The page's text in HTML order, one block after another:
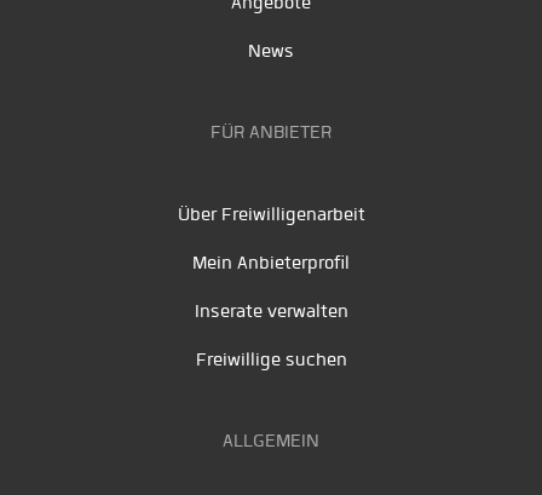
News
FÜR ANBIETER
Über Freiwilligenarbeit
Mein Anbieterprofil
Inserate verwalten
Freiwillige suchen
ALLGEMEIN